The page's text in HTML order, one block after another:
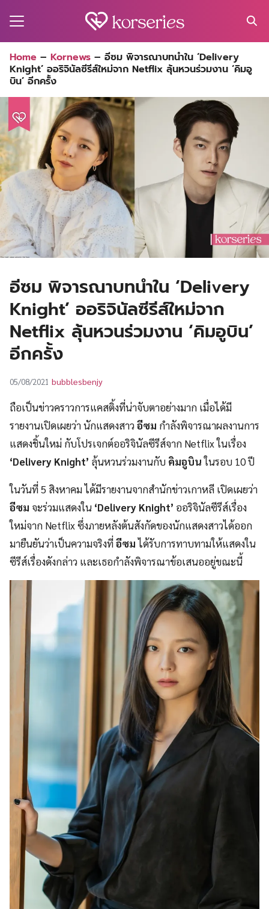
for:
Home – Kornews – อีซม พิจารณาบทนำใน ‘Delivery
Knight’ ออริจินัลซีรีส์ใหม่จาก Netflix ลุ้นหวนร่วมงาน ‘คิมอู
บิน’ อีกครั้ง
อีซม พิจารณาบทนำใน ‘Delivery
Knight’ ออริจินัลซีรีส์ใหม่จาก
Netflix ลุ้นหวนร่วมงาน ‘คิมอูบิน’
อีกครั้ง
05/08/2021 bubblesbenjy
ถือเป็นข่าวคราวการแคสติ้งที่น่าจับตาอย่างมาก เมื่อได้มี
รายงานเปิดเผยว่า นักแสดงสาวอีซม กำลังพิจารณาผลงานการ
แสดงชิ้นใหม่ กับโปรเจกต์ออริจินัลซีรีส์จาก Netflix ในเรื่อง
‘Delivery Knight’ ลุ้นหวนร่วมงานกับ คิมอูบินในรอบ 10 ปี
ในวันที่ 5 สิงหาคม ได้มีรายงานจากสำนักข่าวเกาหลี เปิดเผยว่า
อีซม จะร่วมแสดงใน ‘Delivery Knight’ ออริจินัลซีรีส์เรื่อง
ใหม่จาก Netflix ซึ่งภายหลังต้นสังกัดของนักแสดงสาวได้ออก
มายืนยันว่าเป็นความจริงที่อีซมได้รับการทาบทามให้แสดงใน
ซีรีส์เรื่องดังกล่าว และเธอกำลังพิจารณาข้อเสนออยู่ขณะนี้